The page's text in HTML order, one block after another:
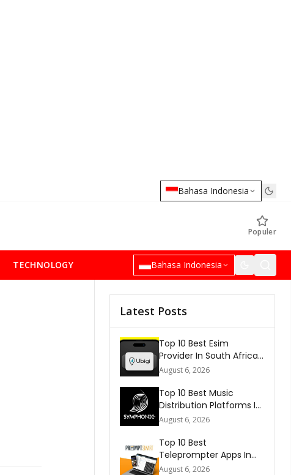
Bahasa Indonesia
Populer
TECHNOLOGY Bahasa Indonesia
Latest Posts
Top 10 Best Esim
Provider In South Africa
2026
August 6, 2026
Top 10 Best Music
Distribution Platforms In
The World 2026
August 6, 2026
Top 10 Best
Teleprompter Apps In
2026
August 6, 2026